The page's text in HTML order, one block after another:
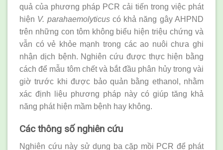
quả của phương pháp PCR cải tiến trong việc phát
hiện V. parahaemolyticuscó khả năng gây AHPND
trên những con tôm không biểu hiện triệu chứng và
vẫn có vẻ khỏe mạnh trong các ao nuôi chưa ghi
nhận dịch bệnh. Nghiên cứu được thực hiện bằng
cách để mẫu tôm chết và bắt đầu phân hủy trong vài
giờ trước khi được bảo quản bằng ethanol, nhằm
xác định liệu phương pháp này có giúp tăng khả
năng phát hiện mầm bệnh hay không.
Các thông số nghiên cứu
Nghiên cứu này sử dụng ba cặp mồi PCR để phát